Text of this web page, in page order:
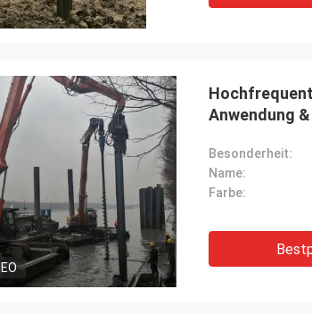
Hochfrequenter
Anwendung
Besonderheit:
Name:
Farbe: